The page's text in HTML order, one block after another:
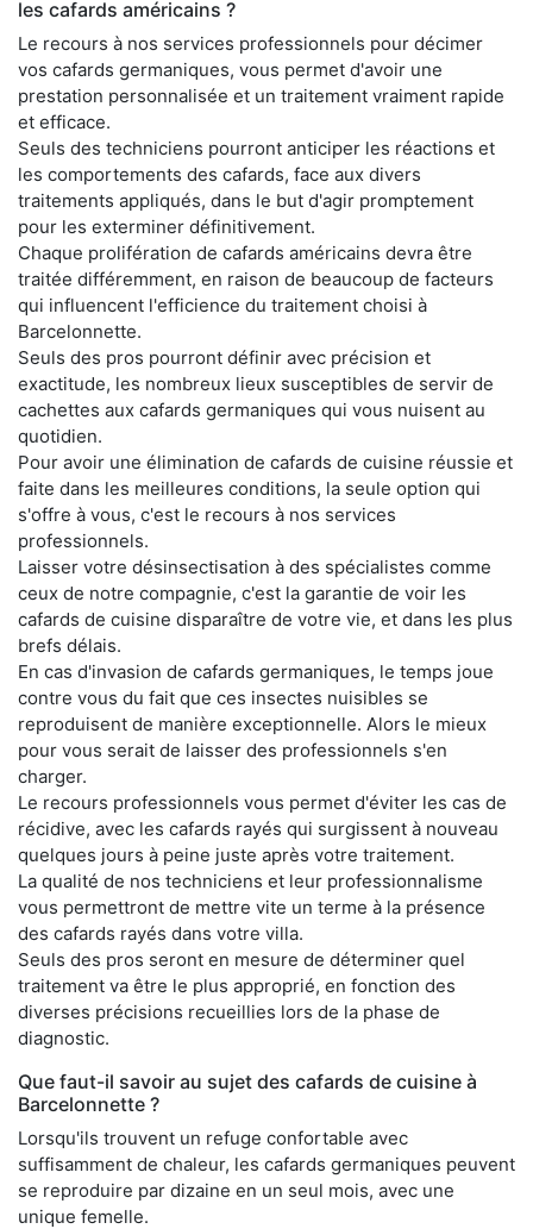
les cafards américains ?
Le recours à nos services professionnels pour décimer
vos cafards germaniques, vous permet d'avoir une
prestation personnalisée et un traitement vraiment rapide
et efficace.
Seuls des techniciens pourront anticiper les réactions et
les comportements des cafards, face aux divers
traitements appliqués, dans le but d'agir promptement
pour les exterminer définitivement.
Chaque prolifération de cafards américains devra être
traitée différemment, en raison de beaucoup de facteurs
qui influencent l'efficience du traitement choisi à
Barcelonnette.
Seuls des pros pourront définir avec précision et
exactitude, les nombreux lieux susceptibles de servir de
cachettes aux cafards germaniques qui vous nuisent au
quotidien.
Pour avoir une élimination de cafards de cuisine réussie et
faite dans les meilleures conditions, la seule option qui
s'offre à vous, c'est le recours à nos services
professionnels.
Laisser votre désinsectisation à des spécialistes comme
ceux de notre compagnie, c'est la garantie de voir les
cafards de cuisine disparaître de votre vie, et dans les plus
brefs délais.
En cas d'invasion de cafards germaniques, le temps joue
contre vous du fait que ces insectes nuisibles se
reproduisent de manière exceptionnelle. Alors le mieux
pour vous serait de laisser des professionnels s'en
charger.
Le recours professionnels vous permet d'éviter les cas de
récidive, avec les cafards rayés qui surgissent à nouveau
quelques jours à peine juste après votre traitement.
La qualité de nos techniciens et leur professionnalisme
vous permettront de mettre vite un terme à la présence
des cafards rayés dans votre villa.
Seuls des pros seront en mesure de déterminer quel
traitement va être le plus approprié, en fonction des
diverses précisions recueillies lors de la phase de
diagnostic.
Que faut-il savoir au sujet des cafards de cuisine à
Barcelonnette ?
Lorsqu'ils trouvent un refuge confortable avec
suffisamment de chaleur, les cafards germaniques peuvent
se reproduire par dizaine en un seul mois, avec une
unique femelle.